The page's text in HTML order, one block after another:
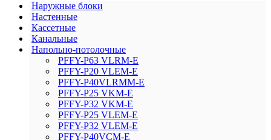
Наружные блоки
Настенные
Кассетные
Канальные
Напольно-потолочные
PFFY-P63 VLRM-E
PFFY-P20 VLEM-E
PFFY-P40VLRMM-E
PFFY-P25 VKM-E
PFFY-P32 VKM-E
PFFY-P25 VLEM-E
PFFY-P32 VLEM-E
PFFY-P40VCM-E